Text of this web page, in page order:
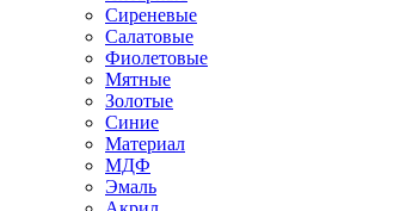
Сиреневые
Салатовые
Фиолетовые
Мятные
Золотые
Синие
Материал
МДФ
Эмаль